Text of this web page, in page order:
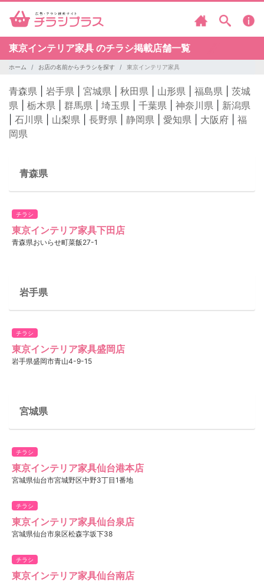
東京インテリア家具 のチラシ掲載店舗一覧
ホーム お店の名前からチラシを探す 東京インテリア家具
青森県 岩手県 宮城県 秋田県 山形県 福島県
茨城
県
栃木県 群馬県 埼玉県 千葉県 神奈川県
新潟県
石川県 山梨県 長野県 静岡県 愛知県 大阪府
福
岡県
青森県
チラシ
東京インテリア家具下田店
青森県おいらせ町菜飯27-1
岩手県
チラシ
東京インテリア家具盛岡店
岩手県盛岡市青山4-9-15
宮城県
チラシ
東京インテリア家具仙台港本店
宮城県仙台市宮城野区中野3丁目1番地
チラシ
東京インテリア家具仙台泉店
宮城県仙台市泉区松森字坂下38
チラシ
東京インテリア家具仙台南店